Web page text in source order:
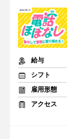
給与
シフト
雇用形態
アクセス